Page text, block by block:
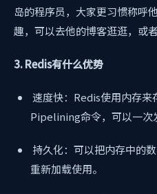
岛的程序员，大家更习惯称呼
趣，可以去他的博客逛逛，或
3. Redis有什么优势
速度快：Redis使用内存来
Pipelining命令，可以一次
持久化：可以把内存中的
重新加载使用。